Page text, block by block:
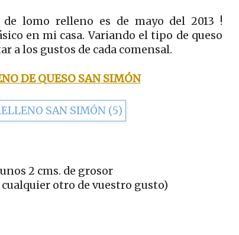
de lomo relleno es de mayo del 2013 !
en mi casa. Variando el tipo de queso
a los gustos de cada comensal.
DE QUESO SAN SIMÓN
2 cms. de grosor
cualquier otro de vuestro gusto)